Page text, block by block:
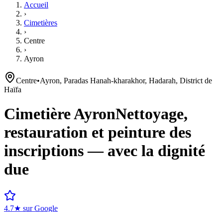
Accueil
›
Cimetières
›
Centre
›
Ayron
Centre•Ayron, Paradas Hanah-kharakhor, Hadarah, District de
Haïfa
CimetièreAyronNettoyage,
restauration et peinture des
inscriptions — avec la dignité
due
4.7★ sur Google